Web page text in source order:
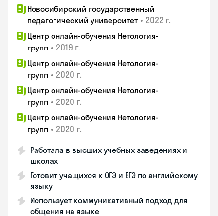
Новосибирский государственный
педагогический университет • 2022 г.
Центр онлайн-обучения Нетология-
групп • 2019 г.
Центр онлайн-обучения Нетология-
групп • 2020 г.
Центр онлайн-обучения Нетология-
групп • 2020 г.
Центр онлайн-обучения Нетология-
групп • 2020 г.
Работала в высших учебных заведениях и
школах
Готовит учащихся к ОГЭ и ЕГЭ по английскому
языку
Использует коммуникативный подход для
общения на языке